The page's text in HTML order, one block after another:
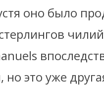
оно было
это уже